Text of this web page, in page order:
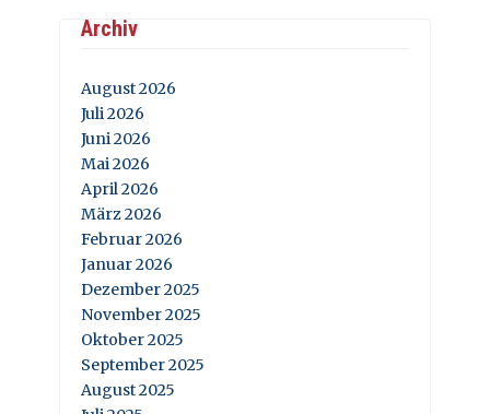
Archiv
August 2026
Juli 2026
Juni 2026
Mai 2026
April 2026
März 2026
Februar 2026
Januar 2026
Dezember 2025
November 2025
Oktober 2025
September 2025
August 2025